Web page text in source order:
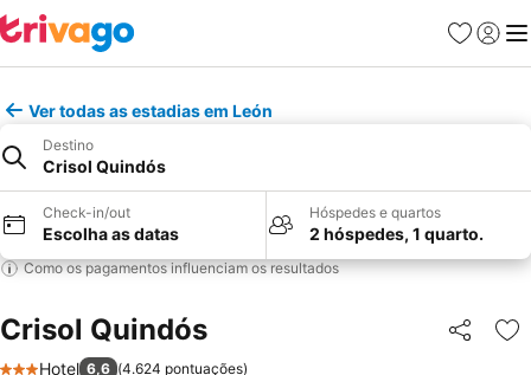
Favoritos
Iniciar
Ver todas as estadias em León
Destino
Crisol Quindós
Check-in/out
Escolha as datas
Hóspedes e quartos
2 hóspedes, 1 quarto.
Como os pagamentos influenciam os resultados
Crisol Quindós Partilhar
Hotel 6,6 (4.624 pontuações)